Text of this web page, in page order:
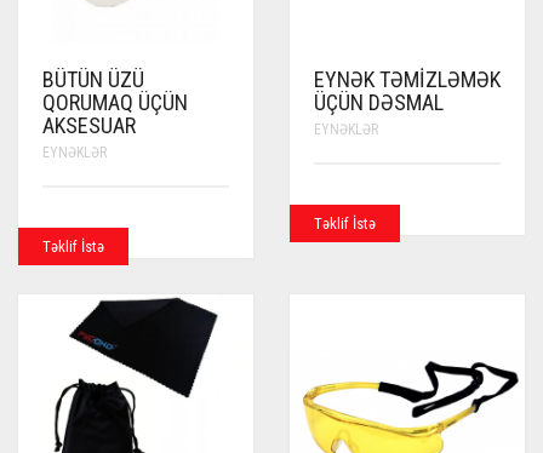
BÜTÜN ÜZÜ
QORUMAQ ÜÇÜN
AKSESUAR
EYNƏKLƏR
Təklif İstə
EYNƏK TƏMIZLƏMƏK
ÜÇÜN DƏSMAL
EYNƏKLƏR
Təklif İstə